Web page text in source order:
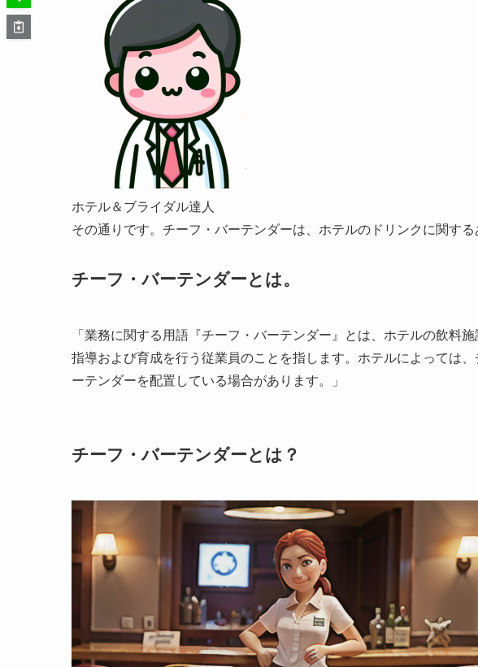
ホテル＆ブライダル達人
その通りです。チーフ・バーテンダーは、ホテルのドリンクに関する
チーフ・バーテンダーとは。
「業務に関する用語『チーフ・バーテンダー』とは、ホテルの飲料
指導および育成を行う従業員のことを指します。ホテルによっては
ーテンダーを配置している場合があります。」
チーフ・バーテンダーとは？